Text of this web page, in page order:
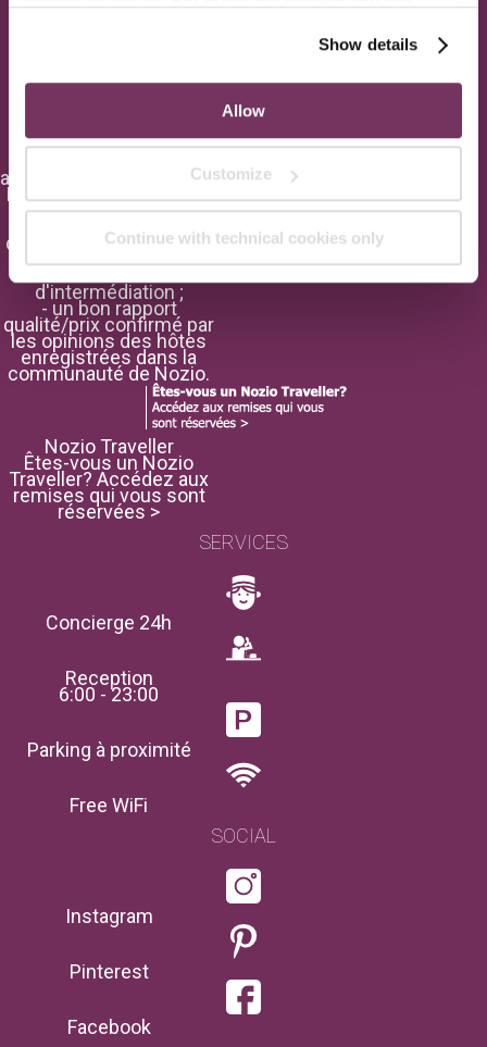
Show details
Allow
Customize
Continue with technical cookies only
l'hôtel, sans inutiles
économiquement
authentique et de qualité.
Nozio a sélectionné cet
hôtel parce qu' il offre :
- un Site Officiel de
qualité où réserver avec
des tarifs avantageux
d'intermédiation ;
- un bon rapport
qualité/prix confirmé par
les opinions des hôtes
enregistrées dans la
communauté de Nozio.
Nozio Traveller
Êtes-vous un Nozio
Traveller? Accédez aux
remises qui vous sont
réservées >
SERVICES
Concierge 24h
Reception
6:00 - 23:00
Parking à proximité
Free WiFi
SOCIAL
Instagram
Pinterest
Facebook